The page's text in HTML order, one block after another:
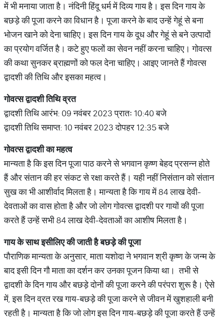
में भी मनाया जाता है। नंदिनी हिंदू धर्म में दिव्य गाय है। इस दिन गाय के
बछड़े की पूजा करने का विधान है। पूजा करने के बाद उन्हें गेहूं से बना
भोजन खाने को देना चाहिए। इस दिन गाय के दूध और गेहूं से बने उत्पादों
का प्रयोग वर्जित है। कटे हुए फलों का सेवन नहीं करना चाहिए। गोवत्स
की कथा सुनकर ब्राह्मणों को फल देना चाहिए। आइए जानते हैं गोवत्स
द्वादशी की तिथि और इसका महत्व।
गोवत्स द्वादशी तिथि व्रत
द्वादशी तिथि आरंभ: 09 नवंबर 2023 प्रातः 10:40 बजे
द्वादशी तिथि समाप्त: 10 नवंबर 2023 दोपहर 12:35 बजे
गोवत्स द्वादशी का महत्व
मान्यता है कि इस दिन पूजा पाठ करने से भगवान कृष्ण बेहद प्रसन्न होते
हैं और संतान की हर संकट से रक्षा करते हैं। यही नहीं निसंतान को संतान
सुख का भी आशीर्वाद मिलता है। मान्यता है कि गाय में 84 लाख देवी-
देवताओं का वास होता है और जो लोग गोवत्स द्वादशी पर गायों की पूजा
करते हैं उन्हें सभी 84 लाख देवी-देवताओं का आशीष मिलता है।
गाय के साथ इसीलिए की जाती है बछड़े की पूजा
पौराणिक मान्यता के अनुसार, माता यशोदा ने भगवान श्री कृष्ण के जन्म के
बाद इसी दिन गौ माता का दर्शन कर उनका पूजन किया था। तभी से
द्वादशी के दिन गाय और बछड़े दोनों की पूजा करने की परंपरा शुरू है। ऐसे
में, इस दिन व्रत रख गाय-बछड़े की पूजा करने से जीवन में खुशहाली बनी
रहती है। मान्यता है कि जो लोग इस दिन गाय-बछड़े की पूजा करते हैं उन्हें